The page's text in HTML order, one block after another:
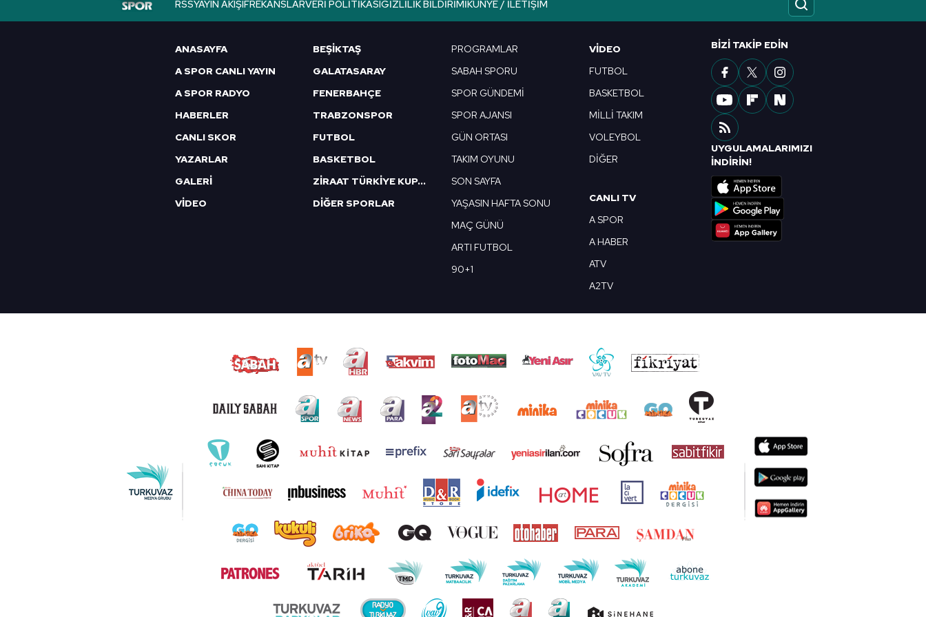
6698 sayılı Kişisel Verilerin Korunması Kanunu uyarınca hazırlanmış Aydınlatma Metnimizi okumak ve sitemizde ilgili
RSSYAYIN AKIŞIFREKANSLARVERI POLITIKASIGIZLILIK BILDIRIMIKÜNYE / İLETIŞIM
ANASAYFA
A SPOR CANLI YAYIN
A SPOR RADYO
HABERLER
CANLI SKOR
YAZARLAR
GALERİ
VİDEO
BEŞİKTAŞ
GALATASARAY
FENERBAHÇE
TRABZONSPOR
FUTBOL
BASKETBOL
ZİRAAT TÜRKİYE KUPASI
DİĞER SPORLAR
PROGRAMLAR
SABAH SPORU
SPOR GÜNDEMİ
SPOR AJANSI
GÜN ORTASI
TAKIM OYUNU
SON SAYFA
YAŞASIN HAFTA SONU
MAÇ GÜNÜ
ARTI FUTBOL
90+1
VIDEO
FUTBOL
BASKETBOL
MİLLİ TAKIM
VOLEYBOL
DİĞER
CANLI TV
A SPOR
A HABER
ATV
A2TV
BIZI TAKIP EDIN
UYGULAMALARIMIZI
İNDİRİN!